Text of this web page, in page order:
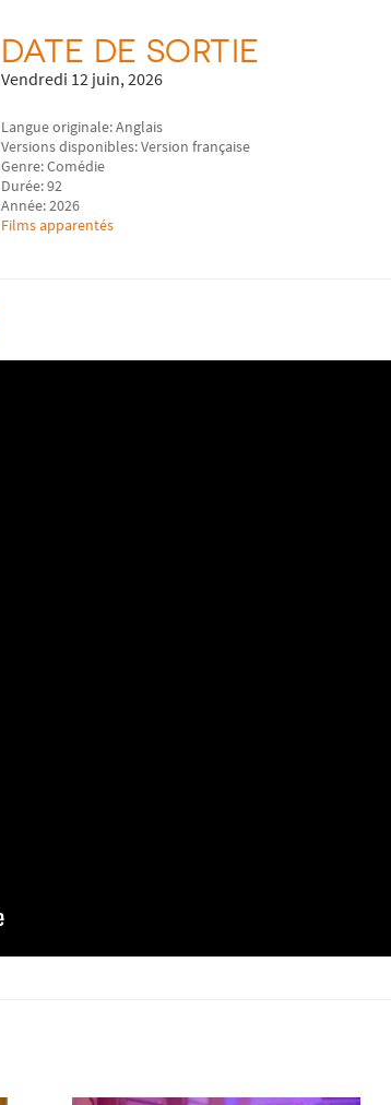
DATE DE SORTIE
Vendredi 12 juin, 2026
Langue originale: Anglais
Versions disponibles: Version française
Genre: Comédie
Durée: 92
Année: 2026
Films apparentés